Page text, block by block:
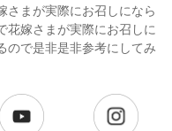
さまが実際にお召しになら
花嫁さまが実際にお召しに
ので是非是非参考にしてみ